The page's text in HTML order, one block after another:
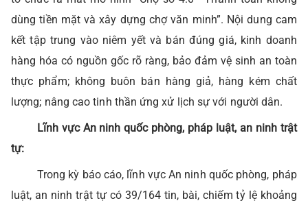
dùng tiền mặt và xây dựng chợ văn minh”. Nội dung cam
kết tập trung vào niêm yết và bán đúng giá, kinh doanh
hàng hóa có nguồn gốc rõ ràng, bảo đảm vệ sinh an toàn
thực phẩm; không buôn bán hàng giả, hàng kém chất
lượng; nâng cao tinh thần ứng xử lịch sự với người dân.
Lĩnh vực An ninh quốc phòng, pháp luật, an ninh trật
tự:
Trong kỳ báo cáo, lĩnh vực An ninh quốc phòng, pháp
luật, an ninh trật tự có 39/164 tin, bài, chiếm tỷ lệ khoảng